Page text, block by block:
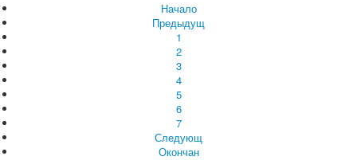
Начало
Предыдущ
1
2
3
4
5
6
7
Следующ
Окончан